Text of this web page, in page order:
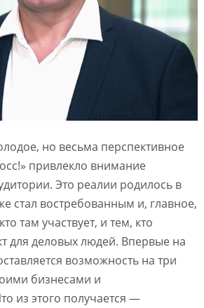
но весьма перспективное
привлекло внимание
Это реалии родилось в
стал востребованным и, главное,
там участвует, и тем, кто
для деловых людей. Впервые на
возможность на три
бизнесами и
из этого получается —